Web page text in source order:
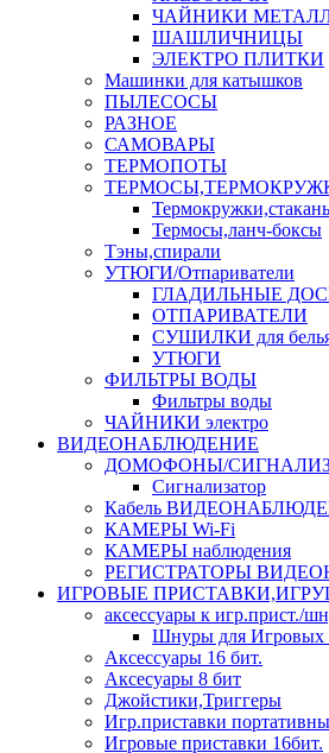
ЧАЙНИКИ
ШАШЛИЧНИЦЫ
ЭЛЕКТРО ПЛИТКИ
Машинки для катышков
ПЫЛЕСОСЫ
РАЗНОЕ
САМОВАРЫ
ТЕРМОПОТЫ
Термосы,ланч-боксы
Тэны,спирали
УТЮГИ/Отпариватели
ГЛАДИЛЬНЫЕ
ОТПАРИВАТЕЛИ
СУШИЛКИ для
УТЮГИ
ФИЛЬТРЫ ВОДЫ
Фильтры воды
ЧАЙНИКИ электро
ВИДЕОНАБЛЮДЕНИЕ
ДОМОФОНЫ/
Сигнализатор
Кабель
КАМЕРЫ Wi-Fi
КАМЕРЫ наблюдения
РЕГИСТРАТОРЫ
ИГРОВЫЕ
аксесcуары к игр.прист./
Шнуры для Игровых
Аксессуары 16 бит.
Аксесуары 8 бит
Джойстики,Триггеры
Игр.приставки
Игровые приставки 16бит.